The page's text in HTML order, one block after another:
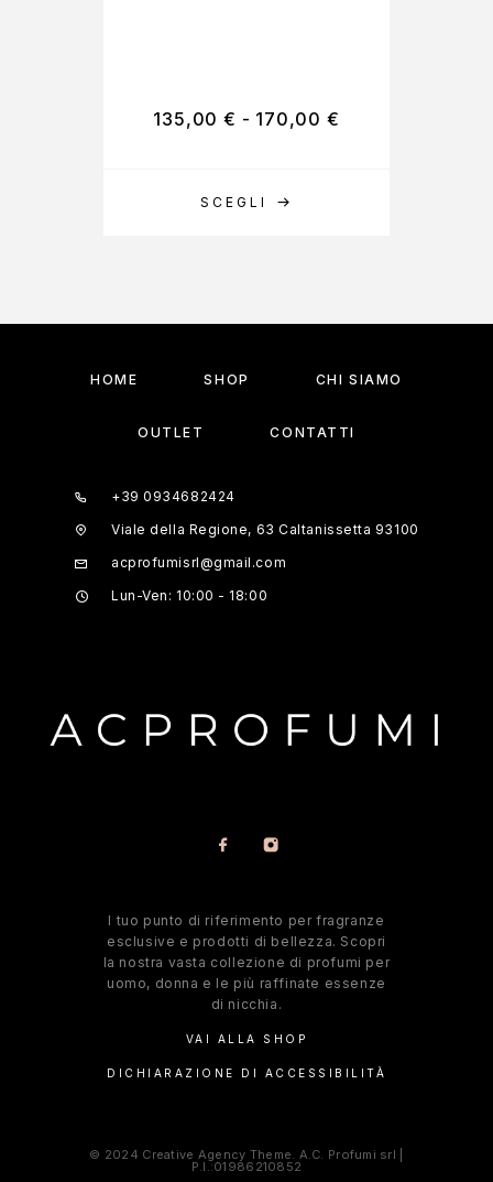
SCEGLI
135,00 € - 170,00 €
HOME SHOP CHI SIAMO
OUTLET CONTATTI
+39 0934682424
Viale della Regione, 63 Caltanissetta 93100
acprofumisrl@gmail.com
Lun-Ven: 10:00 - 18:00
l tuo punto di riferimento per fragranze
esclusive e prodotti di bellezza. Scopri
la nostra vasta collezione di profumi per
uomo, donna e le più raffinate essenze
di nicchia.
VAI ALLA SHOP
DICHIARAZIONE DI ACCESSIBILITÀ
© 2024 Creative Agency Theme. A.C. Profumi srl |
P.I.:01986210852